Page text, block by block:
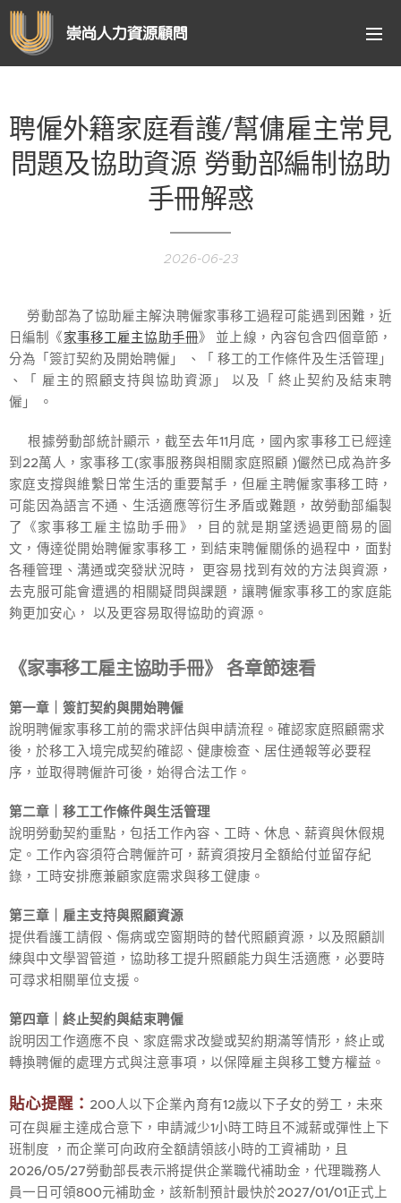
崇尚人力資源顧問
聘僱外籍家庭看護/幫傭雇主常見
問題及協助資源 勞動部編制協助
手冊解惑
2026-06-23
勞動部為了協助雇主解決聘僱家事移工過程可能遇到困難，近
日編制《家事移工雇主協助手冊》 並上線，內容包含四個章節，
分為「簽訂契約及開始聘僱」 、「 移工的工作條件及生活管理」
、「 雇主的照顧支持與協助資源」 以及「 終止契約及結束聘
僱」 。
根據勞動部統計顯示，截至去年11月底，國內家事移工已經達
到22萬人，家事移工(家事服務與相關家庭照顧 )儼然已成為許多
家庭支撐與維繫日常生活的重要幫手，但雇主聘僱家事移工時，
可能因為語言不通、生活適應等衍生矛盾或難題，故勞動部編製
了《家事移工雇主協助手冊》，目的就是期望透過更簡易的圖
文，傳達從開始聘僱家事移工，到結束聘僱關係的過程中，面對
各種管理、溝通或突發狀況時， 更容易找到有效的方法與資源，
去克服可能會遭遇的相關疑問與課題，讓聘僱家事移工的家庭能
夠更加安心， 以及更容易取得協助的資源。
《家事移工雇主協助手冊》 各章節速看
第一章｜簽訂契約與開始聘僱
說明聘僱家事移工前的需求評估與申請流程。確認家庭照顧需求
後，於移工入境完成契約確認、健康檢查、居住通報等必要程
序，並取得聘僱許可後，始得合法工作。
第二章｜移工工作條件與生活管理
說明勞動契約重點，包括工作內容、工時、休息、薪資與休假規
定。工作內容須符合聘僱許可，薪資須按月全額給付並留存紀
錄，工時安排應兼顧家庭需求與移工健康。
第三章｜雇主支持與照顧資源
提供看護工請假、傷病或空窗期時的替代照顧資源，以及照顧訓
練與中文學習管道，協助移工提升照顧能力與生活適應，必要時
可尋求相關單位支援。
第四章｜終止契約與結束聘僱
說明因工作適應不良、家庭需求改變或契約期滿等情形，終止或
轉換聘僱的處理方式與注意事項，以保障雇主與移工雙方權益。
貼心提醒： 200人以下企業內育有12歲以下子女的勞工，未來
可在與雇主達成合意下，申請減少1小時工時且不減薪或彈性上下
班制度 ，而企業可向政府全額請領該小時的工資補助，且
2026/05/27勞動部長表示將提供企業職代補助金，代理職務人
員一日可領800元補助金，該新制預計最快於2027/01/01正式上